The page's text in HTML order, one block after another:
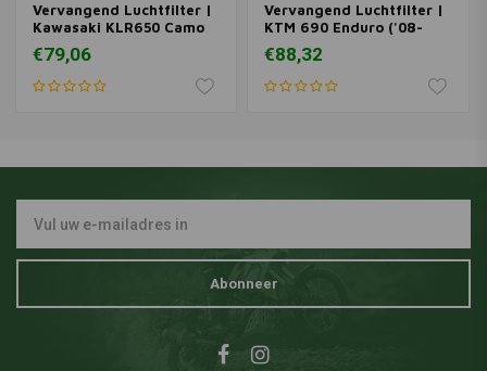
Vervangend Luchtfilter |
Kawasaki KLR650 Camo
('16-'18)/New Edition ('14)
€79,06
Vervangend Luchtfilter |
KTM 690 Enduro ('08-
'11)/R ('09-'21)
€88,32
Abonneer